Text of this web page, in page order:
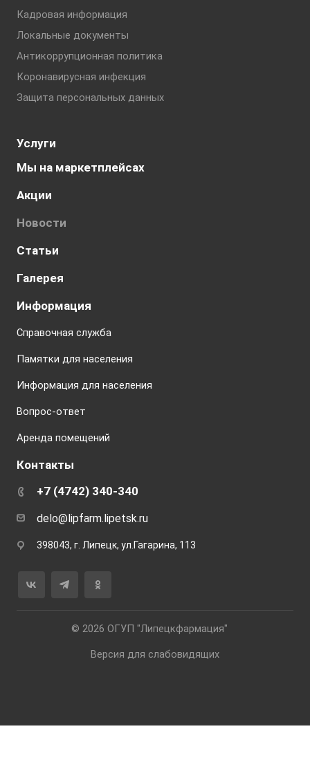
Кадровая информация
Локальные документы
Антикоррупционная политика
Коронавирусная инфекция
Защита персональных данных
Услуги
Мы на маркетплейсах
Акции
Новости
Статьи
Галерея
Информация
Справочная служба
Памятки для населения
Информация для населения
Вопрос-ответ
Аренда помещений
Контакты
+7 (4742) 340-340
delo@lipfarm.lipetsk.ru
398043, г. Липецк, ул.Гагарина, 113
© 2026 ОГУП "Липецкфармация"
Версия для слабовидящих